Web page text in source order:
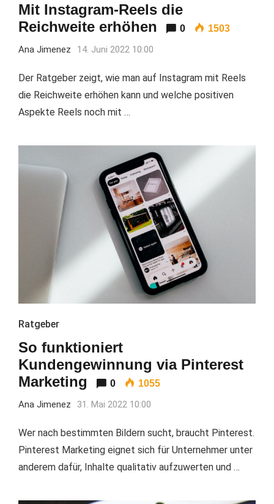
Mit Instagram-Reels die
Reichweite erhöhen
0 1503
Ana Jimenez 14. Juni 2022 10:00
Der Ratgeber zeigt, wie man auf Instagram mit Reels
die Reichweite erhöhen kann und welche positiven
Aspekte Reels noch mit …
Ratgeber
So funktioniert
Kundengewinnung via Pinterest
Marketing
0 1055
Ana Jimenez 31. Mai 2022 10:00
Wer nach bestimmten Bildern sucht, braucht Pinterest.
Pinterest Marketing eignet sich für Unternehmer unter
anderem dafür, Inhalte qualitativ aufzuwerten und …